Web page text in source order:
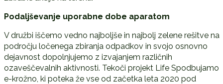
Podaljševanje uporabne dobe aparatom
V družbi iščemo vedno najboljše in najbolj zelene rešitve na
področju ločenega zbiranja odpadkov in svojo osnovno
dejavnost dopolnjujemo z izvajanjem različnih
ozaveščevalnih aktivnosti. Tekoči projekt Life Spodbujamo
e-krožno, ki poteka že vse od začetka leta 2020 pod